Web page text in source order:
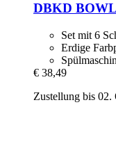
DBKD
Set mit 6
Erdige
€ 38,49
Zustellung bis 02.